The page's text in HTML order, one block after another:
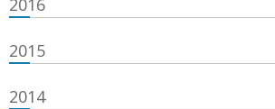
2016
2015
2014